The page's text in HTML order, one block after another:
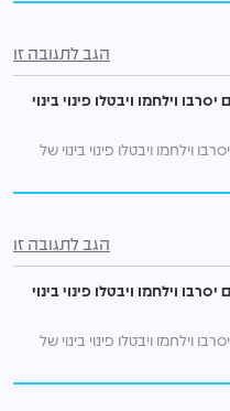
הגב לתגובה זו
וילחמו ויבטלו פינוי בינוי
וילחמו ויבטלו פינוי בינוי של
הגב לתגובה זו
וילחמו ויבטלו פינוי בינוי
וילחמו ויבטלו פינוי בינוי של